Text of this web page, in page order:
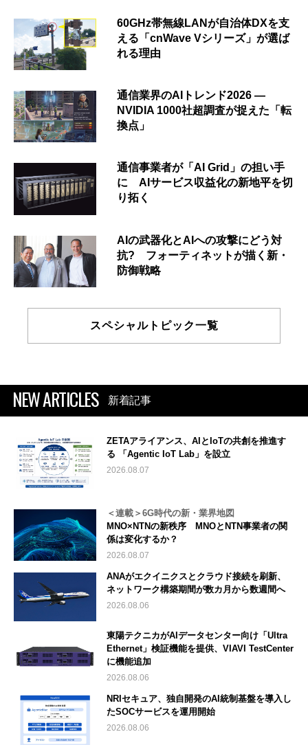
60GHz帯無線LANが自治体DXを支
える「cnWave Vシリーズ」が選ば
れる理由
通信業界のAIトレンド2026 ―
NVIDIA 1000社超調査が捉えた「転
換点」
通信事業者が「AI Grid」の担い手
に AIサービス収益化の新地平を切
り拓く
AIの武器化とAIへの攻撃にどう対
抗? フォーティネットが描く新・
防御戦略
スペシャルトピック一覧
NEW ARTICLES 新着記事
ZETAアライアンス、AIとIoTの共創を推進す
る 「Agentic IoT Lab」を設立
2026.08.07
＜連載＞6G時代の新・業界地図
MNO×NTNの新秩序 MNOとNTN事業者の関
係は変化するか？
2026.08.07
ANAがエクイニクスとクラウド接続を刷新、
ネットワーク構築期間が数カ月から数週間へ
2026.08.06
東陽テクニカがAIデータセンター向け「Ultra
Ethernet」検証機能を提供、VIAVI TestCenter
に機能追加
2026.08.06
NRIセキュア、独自開発のAI統制基盤を導入し
たSOCサービスを運用開始
2026.08.06